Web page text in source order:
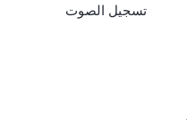
تسجيل الصوت